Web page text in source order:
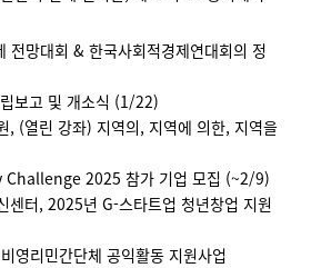
전망대회 & 한국사회적경제연대회의 정
보고 및 개소식 (1/22)
, (열린 강좌) 지역의, 지역에 의한, 지역을
2025 참가 기업 모집 (~2/9)
센터, 2025년 G-스타트업 청년창업 지원
영리민간단체 공익활동 지원사업